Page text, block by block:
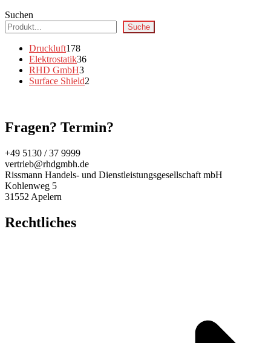
Suchen
Suche
Druckluft178178
Produkte
Elektrostatik3636
RHD GmbH33
Produkte
Surface Shield2
Fragen? Termin?
+49 5130 / 37 9999
vertrieb@rhdgmbh.de
Rissmann Handels- und Dienstleistungsgesellschaft mbH
Kohlenweg 5
31552 Apelern
Rechtliches